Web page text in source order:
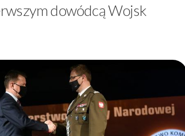
dowódcą Wojsk